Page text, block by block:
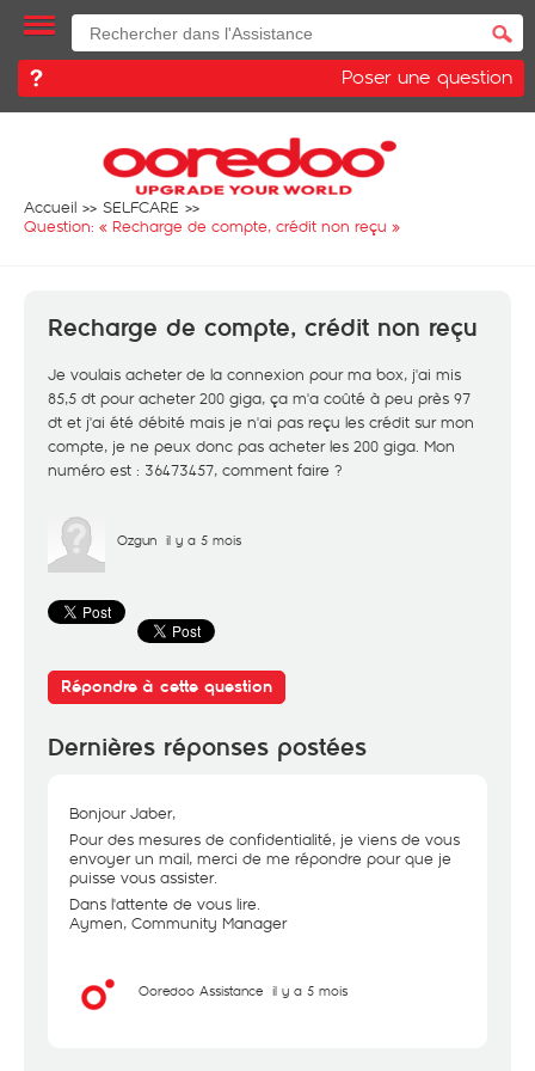
Poser une question
Accueil
SELFCARE
Question: « Recharge de compte, crédit non reçu »
Recharge de compte, crédit non reçu
Je voulais acheter de la connexion pour ma box, j'ai mis
85,5 dt pour acheter 200 giga, ça m'a coûté à peu près 97
dt et j'ai été débité mais je n'ai pas reçu les crédit sur mon
compte, je ne peux donc pas acheter les 200 giga. Mon
numéro est : 36473457, comment faire ?
Ozgun il y a 5 mois
Répondre à cette question
Dernières réponses postées
Bonjour Jaber,
Pour des mesures de confidentialité, je viens de vous
envoyer un mail, merci de me répondre pour que je
puisse vous assister.
Dans l'attente de vous lire.
Aymen, Community Manager
Ooredoo Assistance il y a 5 mois